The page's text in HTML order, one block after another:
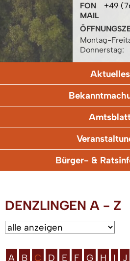
FON
+49
MAIL
Montag-
Donnerstag:
Aktuelles
Bürger- &
DENZLINGEN A - Z
A B C D E F G H I J